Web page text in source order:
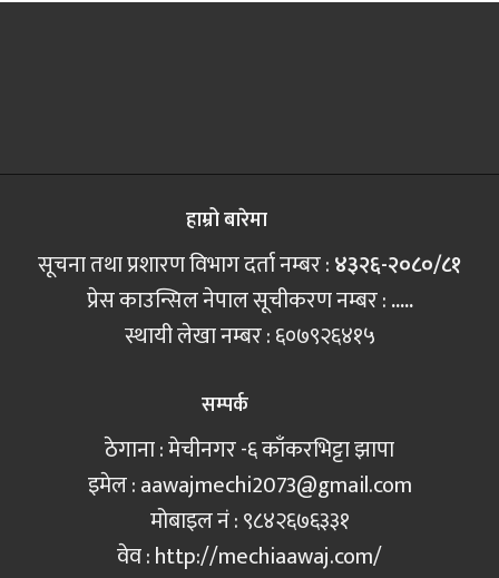
हाम्रो बारेमा
सूचना तथा प्रशारण विभाग दर्ता नम्बर :४३२६-२०८०/८१
प्रेस काउन्सिल नेपाल सूचीकरण नम्बर :.....
स्थायी लेखा नम्बर : ६०७९२६४१५
सम्पर्क
ठेगाना : मेचीनगर -६ काँकरभिट्टा झापा
इमेल :aawajmechi2073@gmail.com
मोबाइल नं‍ : ९८४२६७६३३१
वेव : http://mechiaawaj.com/